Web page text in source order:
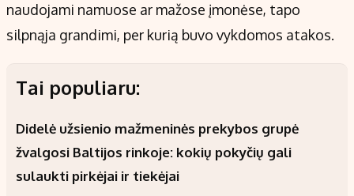
naudojami namuose ar mažose įmonėse, tapo
silpnąja grandimi, per kurią buvo vykdomos atakos.
Tai populiaru:
Didelė užsienio mažmeninės prekybos grupė
žvalgosi Baltijos rinkoje: kokių pokyčių gali
sulaukti pirkėjai ir tiekėjai